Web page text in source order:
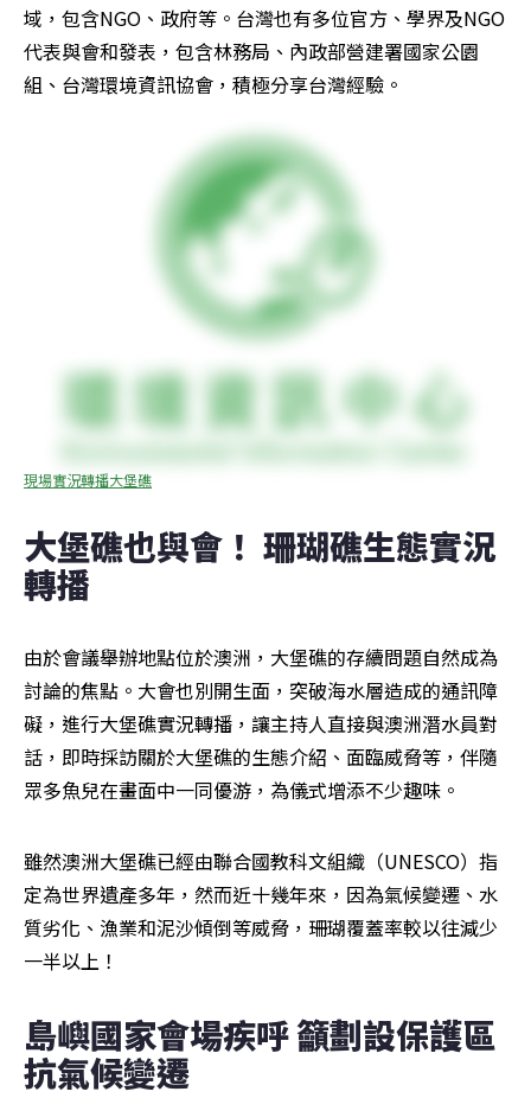
域，包含NGO、政府等。台灣也有多位官方、學界及NGO
代表與會和發表，包含林務局、內政部營建署國家公園
組、台灣環境資訊協會，積極分享台灣經驗。
現場實況轉播大堡礁
大堡礁也與會！ 珊瑚礁生態實況
轉播
由於會議舉辦地點位於澳洲，大堡礁的存續問題自然成為
討論的焦點。大會也別開生面，突破海水層造成的通訊障
礙，進行大堡礁實況轉播，讓主持人直接與澳洲潛水員對
話，即時採訪關於大堡礁的生態介紹、面臨威脅等，伴隨
眾多魚兒在畫面中一同優游，為儀式增添不少趣味。
雖然澳洲大堡礁已經由聯合國教科文組織（UNESCO）指
定為世界遺產多年，然而近十幾年來，因為氣候變遷、水
質劣化、漁業和泥沙傾倒等威脅，珊瑚覆蓋率較以往減少
一半以上！
島嶼國家會場疾呼 籲劃設保護區
抗氣候變遷